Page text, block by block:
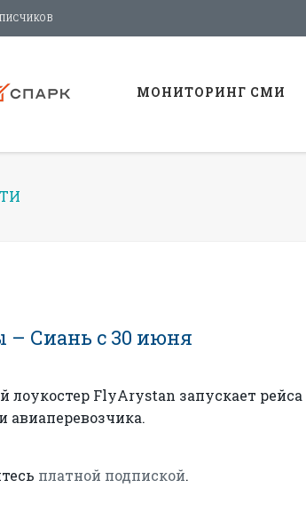
МОНИТОРИНГ СМИ
– Сиань с 30 июня
FlyArystan запускает рейса
платной подпиской.